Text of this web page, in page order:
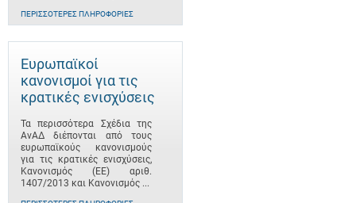
ΠΕΡΙΣΣΌΤΕΡΕΣ ΠΛΗΡΟΦΟΡΊΕΣ
Ευρωπαϊκοί
κανονισμοί για τις
κρατικές ενισχύσεις
Τα περισσότερα Σχέδια της
ΑνΑΔ διέπονται από τους
ευρωπαϊκούς κανονισμούς
για τις κρατικές ενισχύσεις,
Κανονισμός (ΕΕ) αριθ.
1407/2013 και Κανονισμός ...